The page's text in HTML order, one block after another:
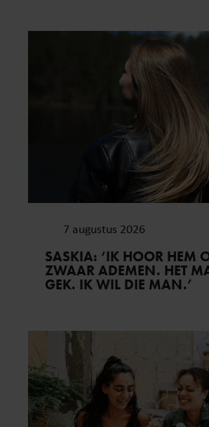
7 augustus 2026
SASKIA: ‘IK HOOR HEM
ZWAAR ADEMEN. HET
GEK. IK WIL DIE MAN.’